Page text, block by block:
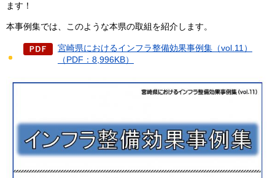
ます！
本事例集では、このような本県の取組を紹介します。
宮崎県におけるインフラ整備効果事例集（vol.11）
（PDF：8,996KB）